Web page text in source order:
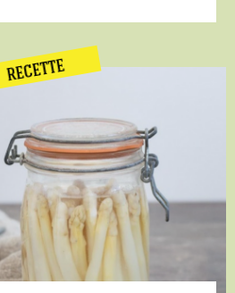
RECETTE